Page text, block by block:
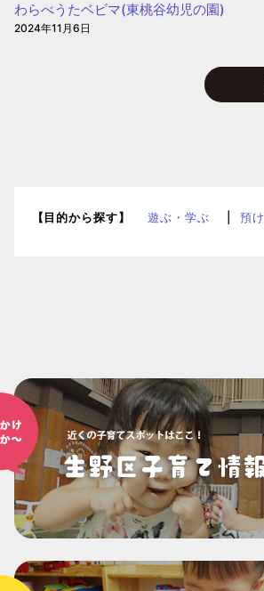
書
わらべうたベビマ(東桃谷幼児の園)
2024年11月6日
【目的から探す】 遊ぶ・学ぶ 預